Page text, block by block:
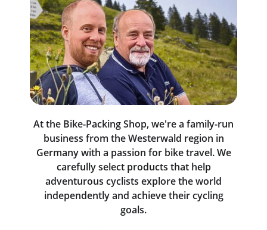
At the Bike-Packing Shop, we're a family-run
business from the Westerwald region in
Germany with a passion for bike travel. We
carefully select products that help
adventurous cyclists explore the world
independently and achieve their cycling
goals.